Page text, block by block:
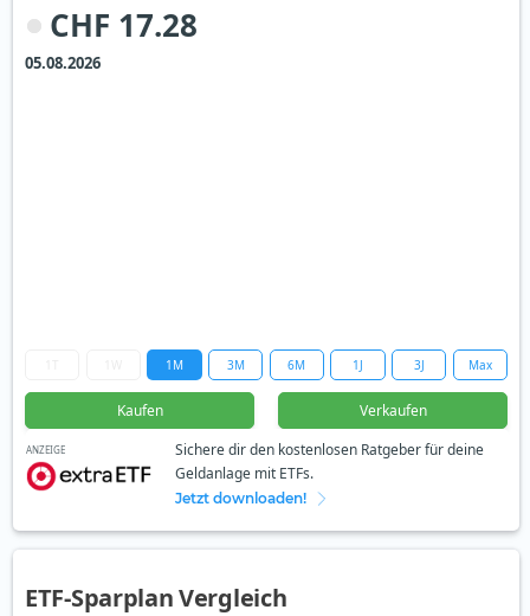
CHF 17.28
05.08.2026
1M 3M 6M 1J 3J Max
Kaufen Verkaufen
ANZEIGE
Sichere dir den kostenlosen Ratgeber für deine
Geldanlage mit ETFs.
Jetzt downloaden!
ETF-Sparplan Vergleich